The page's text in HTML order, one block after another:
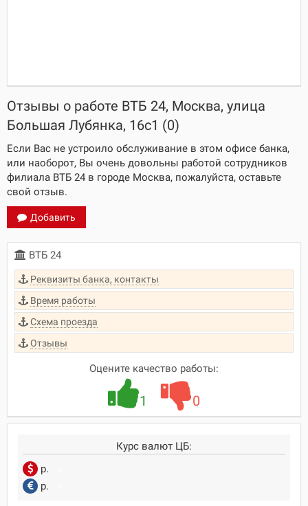
Отзывы о работе ВТБ 24, Москва, улица
Большая Лубянка, 16с1 (0)
Если Вас не устроило обслуживание в этом офисе банка,
или наоборот, Вы очень довольны работой сотрудников
филиала ВТБ 24 в городе Москва, пожалуйста, оставьте
свой отзыв.
Добавить
ВТБ 24
Реквизиты банка, контакты
Время работы
Схема проезда
Отзывы
Оцените качество работы:
1 0
Курс валют ЦБ:
р.
р.